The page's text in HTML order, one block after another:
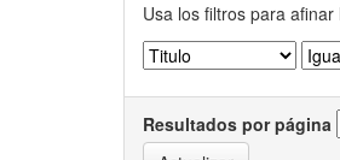
Usa los filtros para afinar
Resultados por página